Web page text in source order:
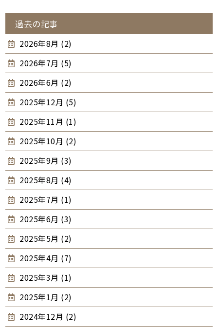
過去の記事
2026年8月 (2)
2026年7月 (5)
2026年6月 (2)
2025年12月 (5)
2025年11月 (1)
2025年10月 (2)
2025年9月 (3)
2025年8月 (4)
2025年7月 (1)
2025年6月 (3)
2025年5月 (2)
2025年4月 (7)
2025年3月 (1)
2025年1月 (2)
2024年12月 (2)